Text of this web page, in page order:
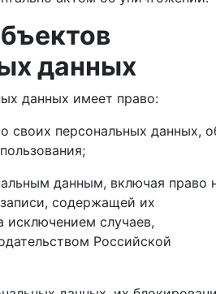
данных
данных имеет право:
своих персональных данных,
данным, включая право
содержащей их
исключением случаев,
Российской